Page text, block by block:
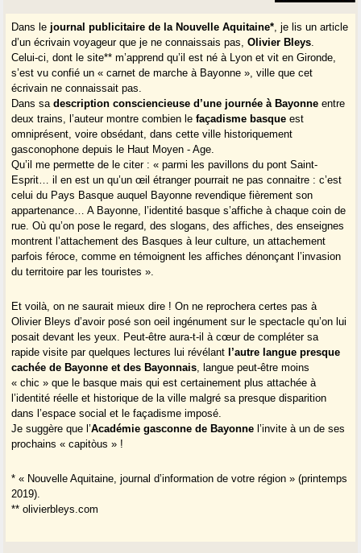
Dans le journal publicitaire de la Nouvelle Aquitaine*, je lis un article
d’un écrivain voyageur que je ne connaissais pas,Olivier Bleys.
Celui-ci, dont le site** m’apprend qu’il est né à Lyon et vit en Gironde,
s’est vu confié un « carnet de marche à Bayonne », ville que cet
écrivain ne connaissait pas.
Dans sadescription consciencieuse d’une journée à Bayonne entre
deux trains, l’auteur montre combien lefaçadisme basque est
omniprésent, voire obsédant, dans cette ville historiquement
gasconophone depuis le Haut Moyen - Age.
Qu’il me permette de le citer : « parmi les pavillons du pont Saint-
Esprit… il en est un qu’un œil étranger pourrait ne pas connaitre : c’est
celui du Pays Basque auquel Bayonne revendique fièrement son
appartenance… A Bayonne, l’identité basque s’affiche à chaque coin de
rue. Où qu’on pose le regard, des slogans, des affiches, des enseignes
montrent l’attachement des Basques à leur culture, un attachement
parfois féroce, comme en témoignent les affiches dénonçant l’invasion
du territoire par les touristes ».
Et voilà, on ne saurait mieux dire ! On ne reprochera certes pas à
Olivier Bleys d’avoir posé son oeil ingénument sur le spectacle qu’on lui
posait devant les yeux. Peut-être aura-t-il à cœur de compléter sa
rapide visite par quelques lectures lui révélant l’autre langue presque
cachée de Bayonne et des Bayonnais, langue peut-être moins
« chic » que le basque mais qui est certainement plus attachée à
l’identité réelle et historique de la ville malgré sa presque disparition
dans l’espace social et le façadisme imposé.
Je suggère que l’Académie gasconne de Bayonne l’invite à un de ses
prochains « capitòus » !
* « Nouvelle Aquitaine, journal d’information de votre région » (printemps
2019).
** olivierbleys.com